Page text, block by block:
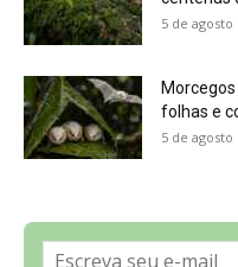
Política de Privacidade,